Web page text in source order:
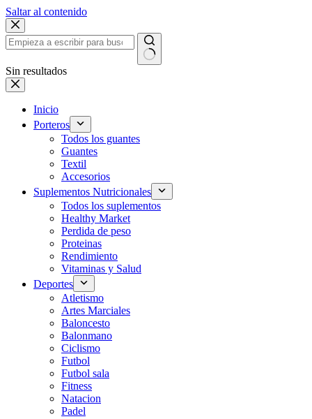
Saltar al contenido
Sin resultados
Inicio
Porteros
Todos los guantes
Guantes
Textil
Accesorios
Suplementos Nutricionales
Todos los suplementos
Healthy Market
Perdida de peso
Proteinas
Rendimiento
Vitaminas y Salud
Deportes
Atletismo
Artes Marciales
Baloncesto
Balonmano
Ciclismo
Futbol
Futbol sala
Fitness
Natacion
Padel